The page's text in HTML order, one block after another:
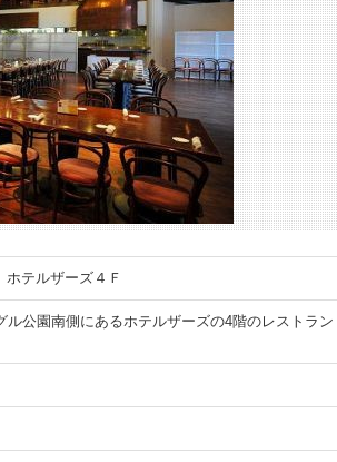
テルザーズ４Ｆ
ル公園南側にあるホテルザーズの4階のレストラン